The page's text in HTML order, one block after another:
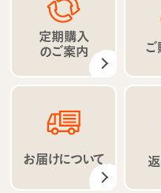
定期購入
のご案内
お届けについて